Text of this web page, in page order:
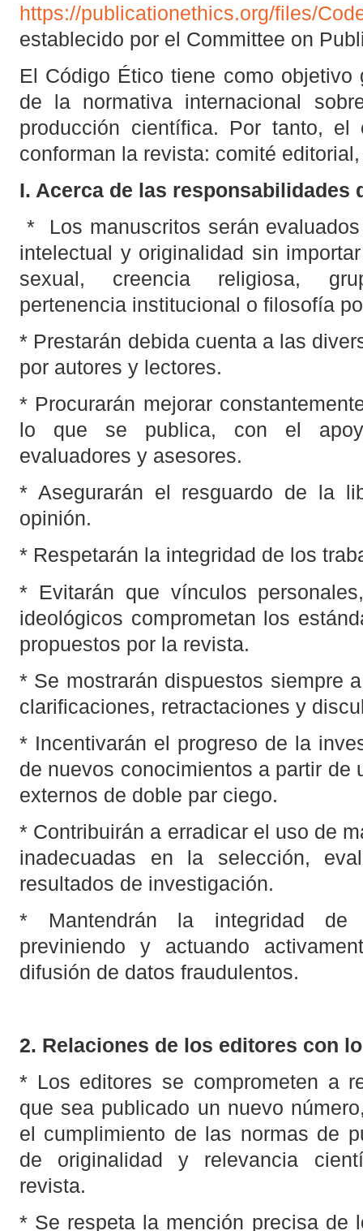
https://publicationethics.org/files/
establecido por el Committee on
El Código Ético tiene como objetivo
de la normativa internacional
producción científica. Por tanto,
conforman la revista: comité
I. Acerca de las responsabilidades
* Los manuscritos serán
intelectual y originalidad sin
sexual, creencia religiosa,
pertenencia institucional o filosofía
* Prestarán debida cuenta a las
por autores y lectores.
* Procurarán mejorar
lo que se publica, con el
evaluadores y asesores.
* Asegurarán el resguardo de la
opinión.
* Respetarán la integridad de los
* Evitarán que vínculos
ideológicos comprometan los
propuestos por la revista.
* Se mostrarán dispuestos siempre
clarificaciones, retractaciones y
* Incentivarán el progreso de la
de nuevos conocimientos a partir de
externos de doble par ciego.
* Contribuirán a erradicar el uso de
inadecuadas en la selección,
resultados de investigación.
* Mantendrán la integridad de
previniendo y actuando
difusión de datos fraudulentos.
2. Relaciones de los editores con
* Los editores se comprometen a
que sea publicado un nuevo
el cumplimiento de las normas de
de originalidad y relevancia
revista.
* Se respeta la mención precisa de